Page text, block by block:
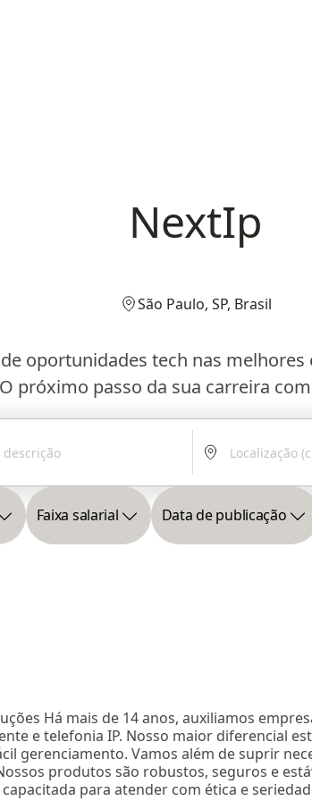
NextIp
São Paulo, SP, Brasil
oportunidades tech nas melhores
O próximo passo da sua carreira
Faixa salarial Data de publicação
Há mais de 14 anos, auxiliamos
e telefonia IP. Nosso maior diferencial
gerenciamento. Vamos além de suprir
produtos são robustos, seguros e
para atender com ética e